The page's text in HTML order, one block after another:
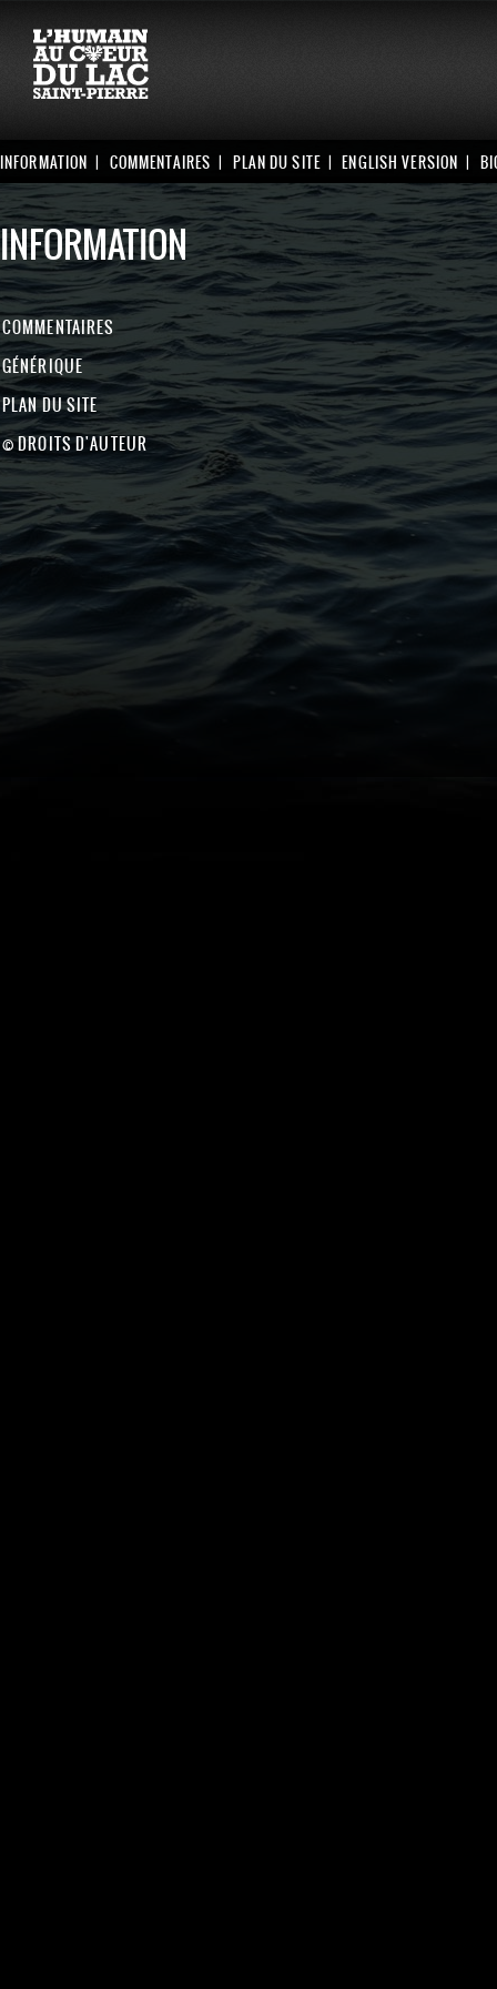
INFORMATION COMMENTAIRES PLAN DU SITE ENGLISH VERSION
INFORMATION
COMMENTAIRES
GÉNÉRIQUE
PLAN DU SITE
© DROITS D'AUTEUR